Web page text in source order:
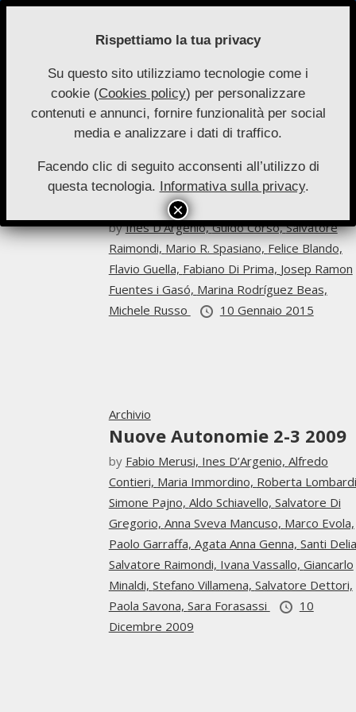
Skip
Nuove
Autonomie
Primary
Navigation
Menu
D’Argenio
Archivio
Nuove Autonomie 1-2015
byInes D’Argenio,Guido Corso,Salvatore
Raimondi, Mario R. Spasiano, Felice Blando,
Flavio Guella, Fabiano Di Prima, Josep Ramon
Fuentes i Gasó, Marina Rodríguez Beas,
Michele Russo
10 Gennaio 2015
Archivio
Nuove Autonomie 2-3 2009
by Fabio Merusi, Ines D’Argenio, Alfredo
Contieri, Maria Immordino, Roberta
Simone Pajno, Aldo Schiavello, Salvatore Di
Gregorio, Anna Sveva Mancuso, Marco Evola,
Paolo Garraffa, Agata Anna Genna, Santi
Salvatore Raimondi, Ivana Vassallo, Giancarlo
Minaldi, Stefano Villamena, Salvatore Dettori,
Paola Savona, Sara Forasassi
10
Dicembre 2009
Rispettiamo la tua privacy
Su questo sito utilizziamo tecnologie come i
cookie (Cookies policy) per personalizzare
contenuti e annunci, fornire funzionalità per social
media e analizzare i dati di traffico.
Facendo clic di seguito acconsenti all’utilizzo di
questa tecnologia. Informativa sulla privacy.